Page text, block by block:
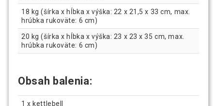
18 kg (šírka x hĺbka x výška: 22 x 21,5 x 33 cm, max.
hrúbka rukoväte: 6 cm)
20 kg (šírka x hĺbka x výška: 23 x 23 x 35 cm, max.
hrúbka rukoväte: 6 cm)
Obsah balenia:
1 x kettlebell